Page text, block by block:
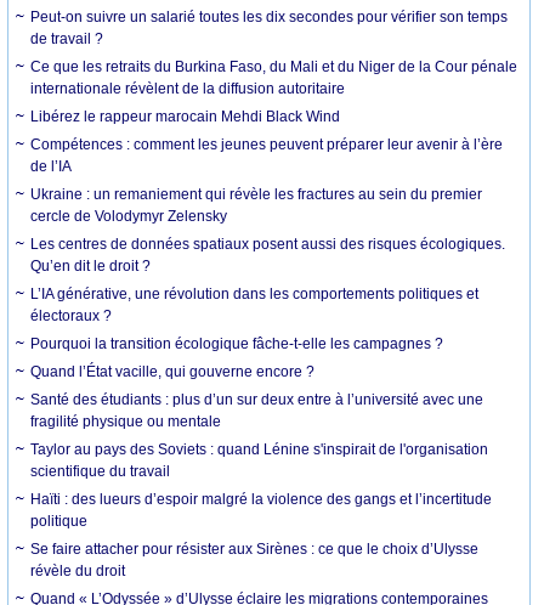
Peut-on suivre un salarié toutes les dix secondes pour vérifier son temps
de travail ?
Ce que les retraits du Burkina Faso, du Mali et du Niger de la Cour pénale
internationale révèlent de la diffusion autoritaire
Libérez le rappeur marocain Mehdi Black Wind
Compétences : comment les jeunes peuvent préparer leur avenir à l’ère
de l’IA
Ukraine : un remaniement qui révèle les fractures au sein du premier
cercle de Volodymyr Zelensky
Les centres de données spatiaux posent aussi des risques écologiques.
Qu’en dit le droit ?
L’IA générative, une révolution dans les comportements politiques et
électoraux ?
Pourquoi la transition écologique fâche-t-elle les campagnes ?
Quand l’État vacille, qui gouverne encore ?
Santé des étudiants : plus d’un sur deux entre à l’université avec une
fragilité physique ou mentale
Taylor au pays des Soviets : quand Lénine s'inspirait de l'organisation
scientifique du travail
Haïti : des lueurs d’espoir malgré la violence des gangs et l’incertitude
politique
Se faire attacher pour résister aux Sirènes : ce que le choix d’Ulysse
révèle du droit
Quand « L’Odyssée » d’Ulysse éclaire les migrations contemporaines